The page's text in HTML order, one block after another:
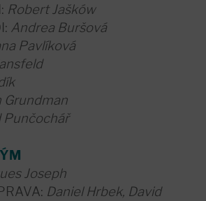
Robert Jašków
Andrea Buršová
Pavlíková
Grundman
Punčochář
Joseph
Daniel Hrbek, David